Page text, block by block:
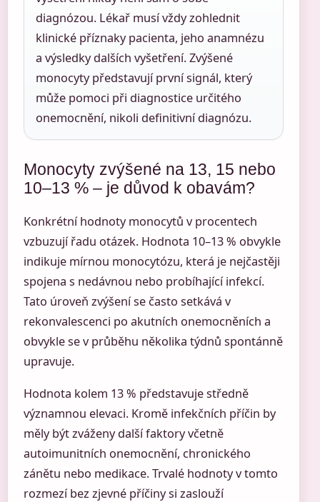
diagnózou. Lékař musí vždy zohlednit
klinické příznaky pacienta, jeho anamnézu
a výsledky dalších vyšetření. Zvýšené
monocyty představují první signál, který
může pomoci při diagnostice určitého
onemocnění, nikoli definitivní diagnózu.
Monocyty zvýšené na 13, 15 nebo
10–13 % – je důvod k obavám?
Konkrétní hodnoty monocytů v procentech
vzbuzují řadu otázek. Hodnota 10–13 % obvykle
indikuje mírnou monocytózu, která je nejčastěji
spojena s nedávnou nebo probíhající infekcí.
Tato úroveň zvýšení se často setkává v
rekonvalescenci po akutních onemocněních a
obvykle se v průběhu několika týdnů spontánně
upravuje.
Hodnota kolem 13 % představuje středně
významnou elevaci. Kromě infekčních příčin by
měly být zváženy další faktory včetně
autoimunitních onemocnění, chronického
zánětu nebo medikace. Trvalé hodnoty v tomto
rozmezí bez zjevné příčiny si zaslouží